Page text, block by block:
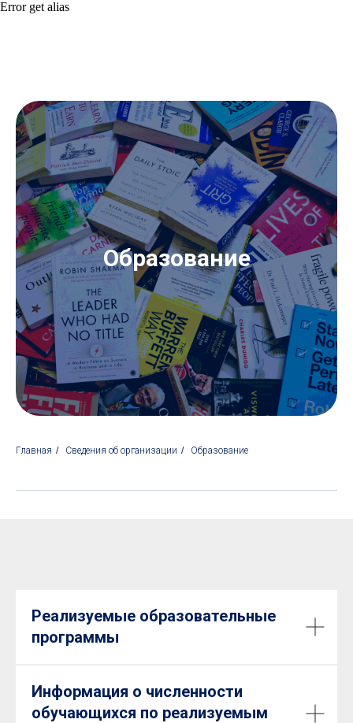
Error get alias
Образование
Главная / Сведения об организации / Образование
Реализуемые образовательные
программы
Информация о численности
обучающихся по реализуемым